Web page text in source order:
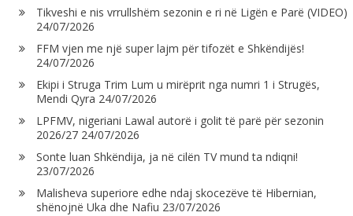
Tikveshi e nis vrrullshëm sezonin e ri në Ligën e Parë (VIDEO)
24/07/2026
FFM vjen me një super lajm për tifozët e Shkëndijës!
24/07/2026
Ekipi i Struga Trim Lum u mirëprit nga numri 1 i Strugës,
Mendi Qyra 24/07/2026
LPFMV, nigeriani Lawal autorë i golit të parë për sezonin
2026/27 24/07/2026
Sonte luan Shkëndija, ja në cilën TV mund ta ndiqni!
23/07/2026
Malisheva superiore edhe ndaj skocezëve të Hibernian,
shënojnë Uka dhe Nafiu 23/07/2026